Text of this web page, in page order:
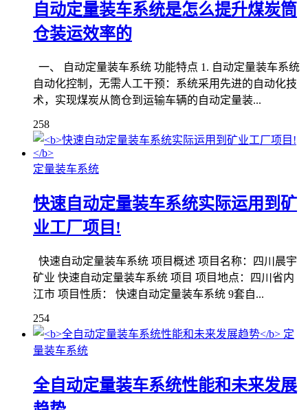
自动定量装车系统是怎么提升煤炭筒
仓装运效率的
一、 自动定量装车系统 功能特点 1. 自动定量装车系统
自动化控制，无需人工干预：系统采用先进的自动化技
术，实现煤炭从筒仓到运输车辆的自动定量装...
258
定量装车系统
快速自动定量装车系统实际运用到矿
业工厂项目!
快速自动定量装车系统 项目概述 项目名称：四川晨宇
矿业 快速自动定量装车系统 项目 项目地点：四川省内
江市 项目性质： 快速自动定量装车系统 9套自...
254
定
量装车系统
全自动定量装车系统性能和未来发展